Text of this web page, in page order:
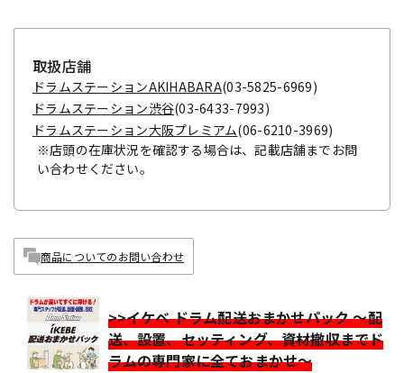
取扱店舗
ドラムステーションAKIHABARA(03-5825-6969)
ドラムステーション渋谷(03-6433-7993)
ドラムステーション大阪プレミアム(06-6210-3969)
※店頭の在庫状況を確認する場合は、記載店舗までお問
い合わせください。
商品についてのお問い合わせ
>>イケベ ドラム配送おまかせパック ～配
送、設置、セッティング、資材撤収までド
ラムの専門家に全ておまかせ～